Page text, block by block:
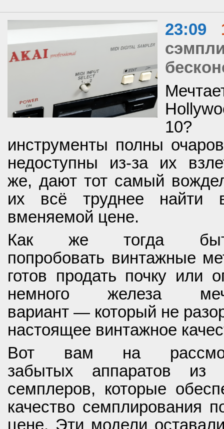
23:09
10?
инструменты полны
недоступны из-за их
же, дают тот самый
их всё труднее найти
вменяемой цене.
Как же тогда
попробовать винтажные
готов продать почку или
немного железа
вариант — который не
настоящее винтажное
Вот вам на
забытых аппаратов из
семплеров, которые
качество семплирования
цене. Эти модели